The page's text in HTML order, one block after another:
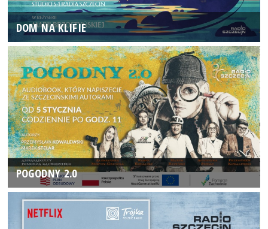
DOM NA KLIFIE
POGODNY 2.0